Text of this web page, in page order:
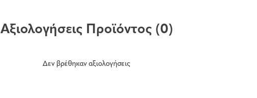
Αξιολογήσεις Προϊόντος (0)
Δεν βρέθηκαν αξιολογήσεις